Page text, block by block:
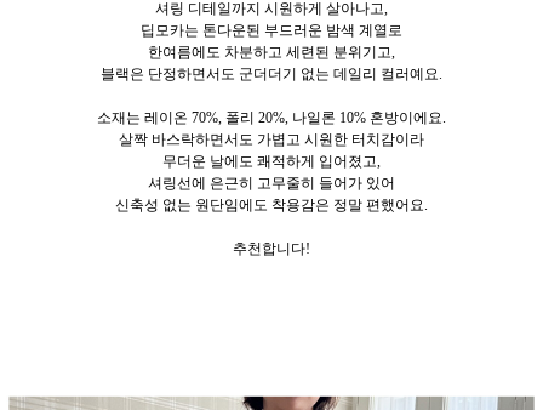
셔링 디테일까지 시원하게 살아나고,
딥모카는 톤다운된 부드러운 밤색 계열로
한여름에도 차분하고 세련된 분위기고,
블랙은 단정하면서도 군더더기 없는 데일리 컬러예요.
소재는 레이온 70%, 폴리 20%, 나일론 10% 혼방이에요.
살짝 바스락하면서도 가볍고 시원한 터치감이라
무더운 날에도 쾌적하게 입어졌고,
셔링선에 은근히 고무줄히 들어가 있어
신축성 없는 원단임에도 착용감은 정말 편했어요.
추천합니다!